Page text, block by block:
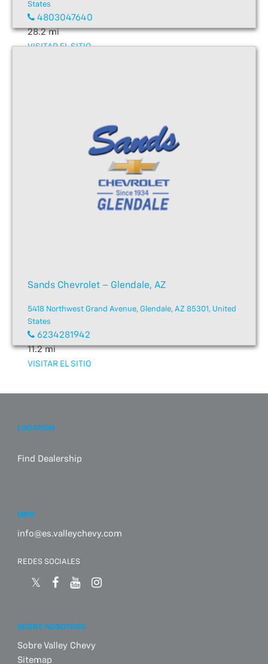
States
4803047640
28.2 mi
VISITAR EL SITIO
Sands Chevrolet – Glendale, AZ
5418 Northwest Grand Avenue, Glendale, AZ 85301, United
States
6234281942
11.2 mi
VISITAR EL SITIO
LOCATION
Find Dealership
INFO
info@es.valleychevy.com
REDES SOCIALES
SOBRE NOSOTROS
Sobre Valley Chevy
Sitemap